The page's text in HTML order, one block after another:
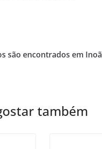
são encontrados em Inoã
também